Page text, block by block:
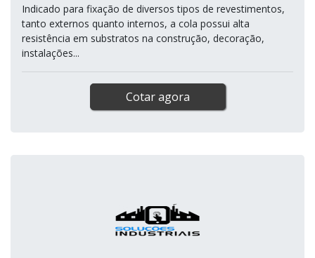
Indicado para fixação de diversos tipos de revestimentos,
tanto externos quanto internos, a cola possui alta
resistência em substratos na construção, decoração,
instalações...
Cotar agora